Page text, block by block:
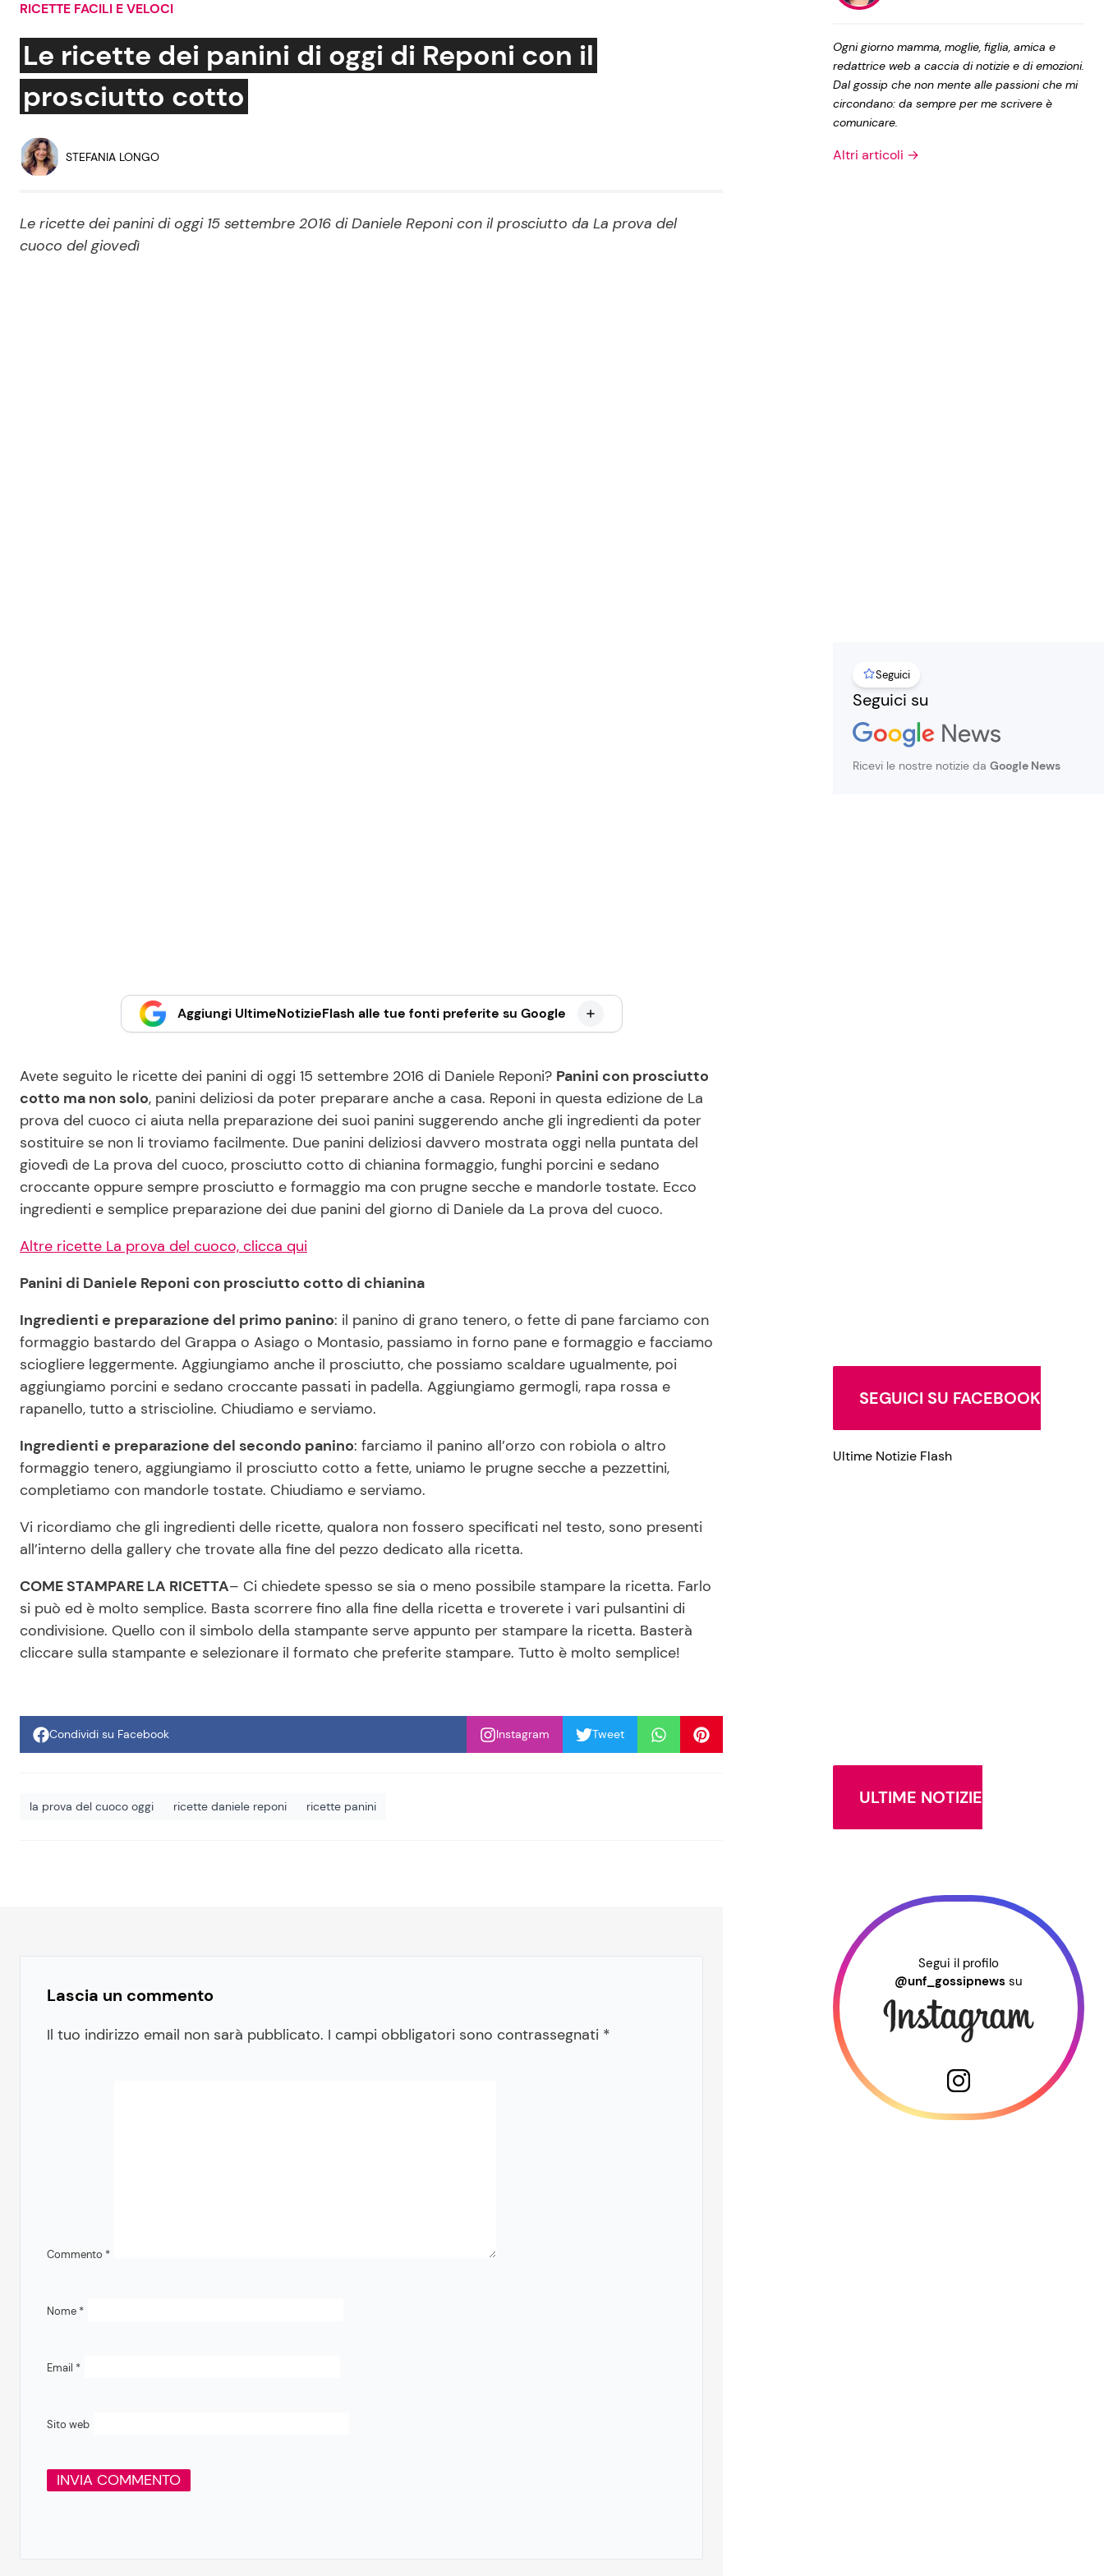
Social News
News dal mondo
Mondo Mamma Le Ricette in TV
Privacy Policy
RICETTE FACILI E VELOCI
Le ricette dei panini di oggi di Reponi con il
prosciutto cotto
STEFANIA LONGO
Le ricette dei panini di oggi 15 settembre 2016 di Daniele Reponi con il prosciutto da La prova del
cuoco del giovedì
Aggiungi UltimeNotizieFlash alle tue fonti preferite su Google
Avete seguito le ricette dei panini di oggi 15 settembre 2016 di Daniele Reponi? Panini con prosciutto
cotto ma non solo, panini deliziosi da poter preparare anche a casa. Reponi in questa edizione de La
prova del cuoco ci aiuta nella preparazione dei suoi panini suggerendo anche gli ingredienti da poter
sostituire se non li troviamo facilmente. Due panini deliziosi davvero mostrata oggi nella puntata del
giovedì de La prova del cuoco, prosciutto cotto di chianina formaggio, funghi porcini e sedano
croccante oppure sempre prosciutto e formaggio ma con prugne secche e mandorle tostate. Ecco
ingredienti e semplice preparazione dei due panini del giorno di Daniele da La prova del cuoco.
Altre ricette La prova del cuoco, clicca qui
Panini di Daniele Reponi con prosciutto cotto di chianina
Ingredienti e preparazione del primo panino: il panino di grano tenero, o fette di pane farciamo con
formaggio bastardo del Grappa o Asiago o Montasio, passiamo in forno pane e formaggio e facciamo
sciogliere leggermente. Aggiungiamo anche il prosciutto, che possiamo scaldare ugualmente, poi
aggiungiamo porcini e sedano croccante passati in padella. Aggiungiamo germogli, rapa rossa e
rapanello, tutto a striscioline. Chiudiamo e serviamo.
Ingredienti e preparazione del secondo panino: farciamo il panino all’orzo con robiola o altro
formaggio tenero, aggiungiamo il prosciutto cotto a fette, uniamo le prugne secche a pezzettini,
completiamo con mandorle tostate. Chiudiamo e serviamo.
Vi ricordiamo che gli ingredienti delle ricette, qualora non fossero specificati nel testo, sono presenti
all’interno della gallery che trovate alla fine del pezzo dedicato alla ricetta.
COME STAMPARE LA RICETTA– Ci chiedete spesso se sia o meno possibile stampare la ricetta. Farlo
si può ed è molto semplice. Basta scorrere fino alla fine della ricetta e troverete i vari pulsantini di
condivisione. Quello con il simbolo della stampante serve appunto per stampare la ricetta. Basterà
cliccare sulla stampante e selezionare il formato che preferite stampare. Tutto è molto semplice!
Condividi su Facebook Instagram Tweet
la prova del cuoco oggi ricette daniele reponi ricette panini
Lascia un commento
Il tuo indirizzo email non sarà pubblicato. I campi obbligatori sono contrassegnati *
Commento *
Nome *
Email *
Sito web
Ogni giorno mamma, moglie, figlia, amica e
redattrice web a caccia di notizie e di emozioni.
Dal gossip che non mente alle passioni che mi
circondano: da sempre per me scrivere è
comunicare.
Altri articoli →
Seguici
Seguici su
Ricevi le nostre notizie da Google News
SEGUICI SU FACEBOOK
Ultime Notizie Flash
ULTIME NOTIZIE
Segui il profilo
@unf_gossipnews su